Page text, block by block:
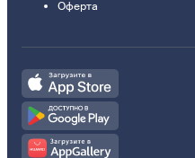
Оферта